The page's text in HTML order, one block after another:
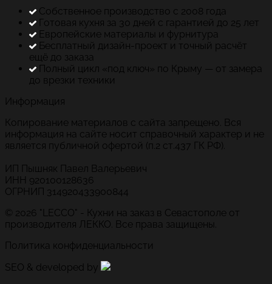
Собственное производство с 2008 года
Готовая кухня за 30 дней с гарантией до 25 лет
Европейские материалы и фурнитура
Бесплатный дизайн-проект и точный расчёт
ещё до заказа
Полный цикл «под ключ» по Крыму — от замера
до врезки техники
Информация
Копирование материалов с сайта запрещено. Вся
информация на сайте носит справочный характер и не
является публичной офертой (п.2 ст.437 ГК РФ).
ИП Пышняк Павел Валерьевич
ИНН 920100128636
ОГРНИП 314920433900844
© 2026 "LECCO" - Кухни на заказ в Севастополе от
производителя ЛЕККО. Все права защищены.
Политика конфиденциальности
SEO & developed by